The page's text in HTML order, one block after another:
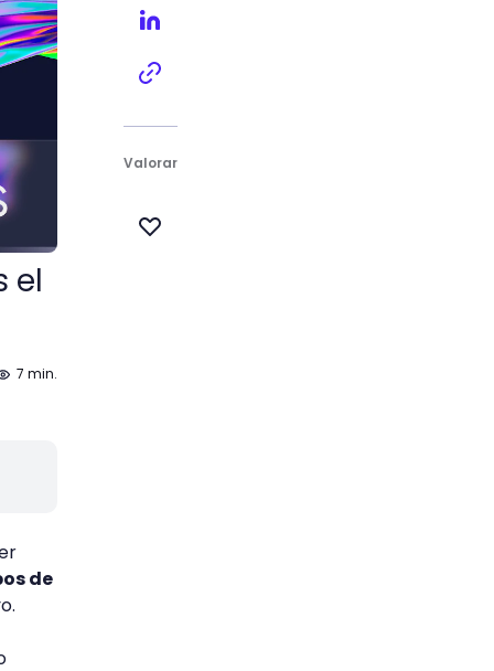
el
7 min.
de
Valorar